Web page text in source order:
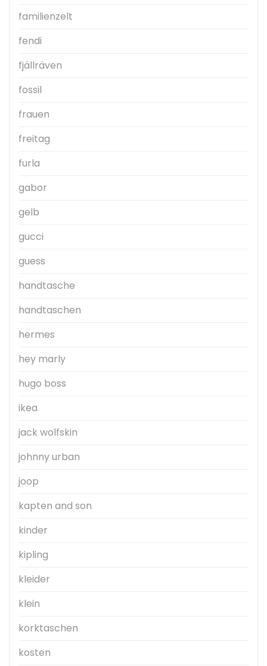
familienzelt
fendi
fjällräven
fossil
frauen
freitag
furla
gabor
gelb
gucci
guess
handtasche
handtaschen
hermes
hey marly
hugo boss
ikea
jack wolfskin
johnny urban
joop
kapten and son
kinder
kipling
kleider
klein
korktaschen
kosten